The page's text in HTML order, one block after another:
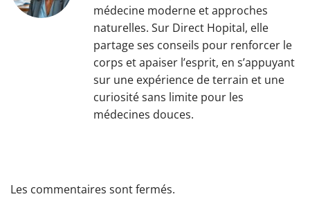
médecine moderne et approches
naturelles. Sur Direct Hopital, elle
partage ses conseils pour renforcer le
corps et apaiser l’esprit, en s’appuyant
sur une expérience de terrain et une
curiosité sans limite pour les
médecines douces.
Les commentaires sont fermés.